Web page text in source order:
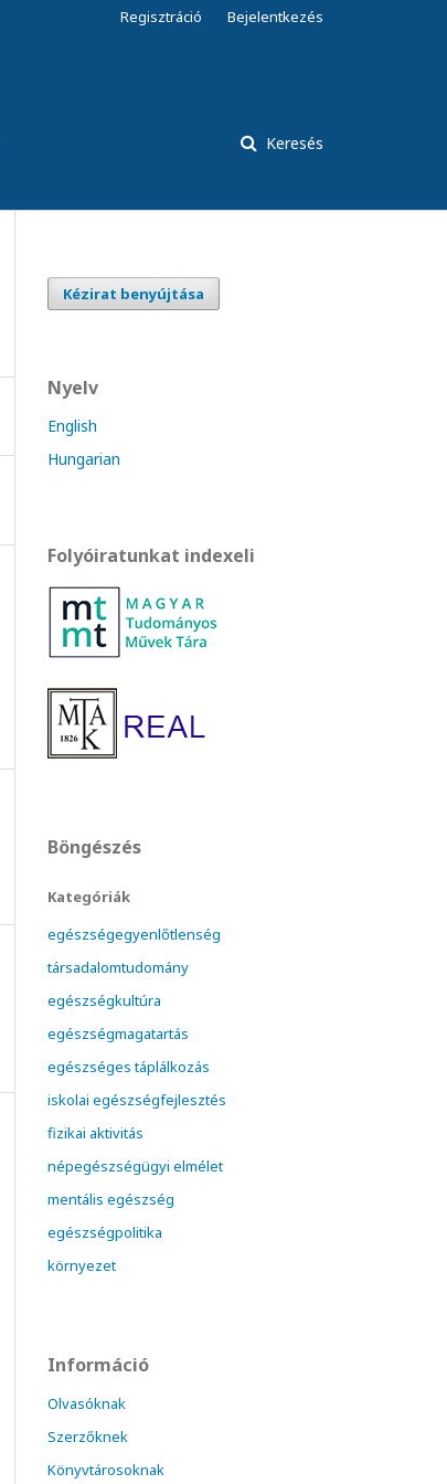
Keresés
Regisztráció Bejelentkezés
Kézirat benyújtása
Nyelv
English
Hungarian
Folyóiratunkat indexeli
Böngészés
Kategóriák
egészségegyenlőtlenség
társadalomtudomány
egészségkultúra
egészségmagatartás
egészséges táplálkozás
iskolai egészségfejlesztés
fizikai aktivitás
népegészségügyi elmélet
mentális egészség
egészségpolitika
környezet
Információ
Olvasóknak
Szerzőknek
Könyvtárosoknak